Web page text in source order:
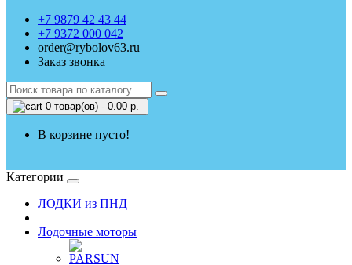
+7 9879 42 43 44
+7 9372 000 042
order@rybolov63.ru
Заказ звонка
0 товар(ов) - 0.00 р.
В корзине пусто!
Категории
ЛОДКИ из ПНД
Лодочные моторы